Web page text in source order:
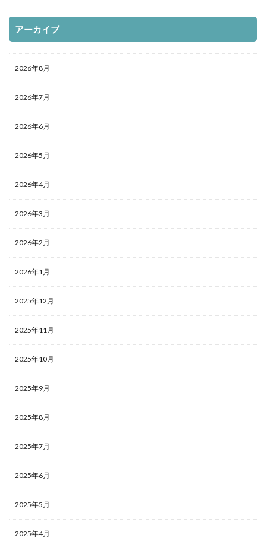
アーカイブ
2026年8月
2026年7月
2026年6月
2026年5月
2026年4月
2026年3月
2026年2月
2026年1月
2025年12月
2025年11月
2025年10月
2025年9月
2025年8月
2025年7月
2025年6月
2025年5月
2025年4月